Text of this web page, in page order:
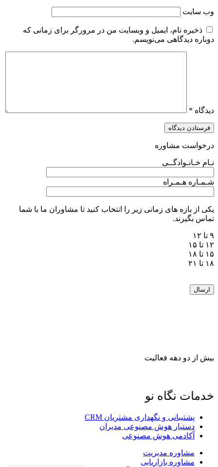
وب‌ سایت
ذخیره نام، ایمیل و وبسایت من در مرورگر برای زمانی که
دوباره دیدگاهی می‌نویسم.
دیدگاه *
درخواست مشاوره
نـام خـانـوادگــی
شـمـاره هـمـراه
یکی از بازه های زمانی زیر را انتخاب کنید تا مشاوران ما با شما
تماس بگیرند.
۹ تا ۱۲
۱۲ تا ۱۵
۱۵ تا ۱۸
۱۸ تا ۲۱
بیش از دو دهه فعالیت
خدمات نگاه نو
پشتیبانی و نگهداری مشتریان CRM
دستیار هوش مصنوعی مدیران
آکادمی هوش مصنوعی
مشاوره مدیریت
مشاوره بازاریابی